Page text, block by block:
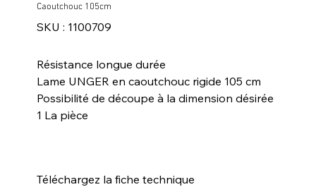
Caoutchouc 105cm
SKU :
SKU
1100709
1100709
Résistance longue durée
Lame UNGER en caoutchouc rigide 105 cm
Possibilité de découpe à la dimension désirée
1 La pièce
Téléchargez la fiche technique